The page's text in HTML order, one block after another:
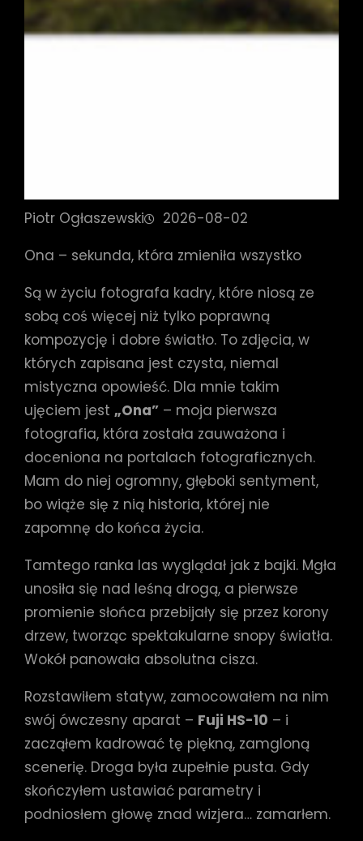
Piotr Ogłaszewski
2026-08-02
Ona – sekunda, która zmieniła wszystko
Są w życiu fotografa kadry, które niosą ze
sobą coś więcej niż tylko poprawną
kompozycję i dobre światło. To zdjęcia, w
których zapisana jest czysta, niemal
mistyczna opowieść. Dla mnie takim
ujęciem jest „Ona” – moja pierwsza
fotografia, która została zauważona i
doceniona na portalach fotograficznych.
Mam do niej ogromny, głęboki sentyment,
bo wiąże się z nią historia, której nie
zapomnę do końca życia.
Tamtego ranka las wyglądał jak z bajki. Mgła
unosiła się nad leśną drogą, a pierwsze
promienie słońca przebijały się przez korony
drzew, tworząc spektakularne snopy światła.
Wokół panowała absolutna cisza.
Rozstawiłem statyw, zamocowałem na nim
swój ówczesny aparat – Fuji HS-10 – i
zacząłem kadrować tę piękną, zamgloną
scenerię. Droga była zupełnie pusta. Gdy
skończyłem ustawiać parametry i
podniosłem głowę znad wizjera… zamarłem.